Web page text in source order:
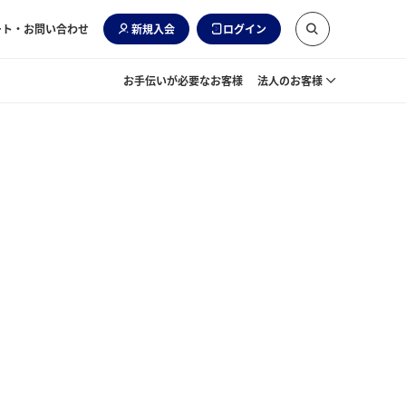
・お問い合わせ 新規入会 ログイン
お手伝いが必要なお客様 法人のお客様